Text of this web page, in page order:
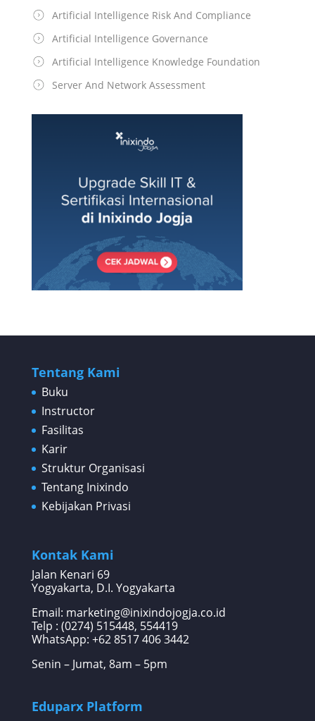
Artificial Intelligence Risk And Compliance
Artificial Intelligence Governance
Artificial Intelligence Knowledge Foundation
Server And Network Assessment
Tentang Kami
Buku
Instructor
Fasilitas
Karir
Struktur Organisasi
Tentang Inixindo
Kebijakan Privasi
Kontak Kami
Jalan Kenari 69
Yogyakarta, D.I. Yogyakarta
Email: marketing@inixindojogja.co.id
Telp : (0274) 515448, 554419
WhatsApp: +62 8517 406 3442
Senin – Jumat, 8am – 5pm
Eduparx Platform